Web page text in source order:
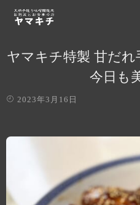
ヤマキチ特製 甘だれ
今日も
2023年3月16日